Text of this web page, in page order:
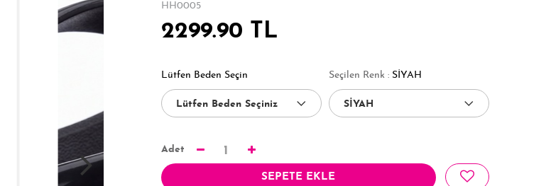
HH0005
2299.90 TL
Lütfen Beden Seçin Seçilen Renk : SİYAH
Adet 1
SEPETE EKLE